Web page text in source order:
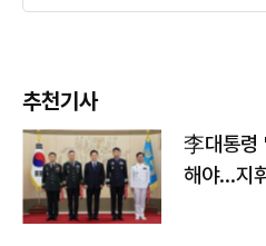
추천기사
李대통령
해야…지